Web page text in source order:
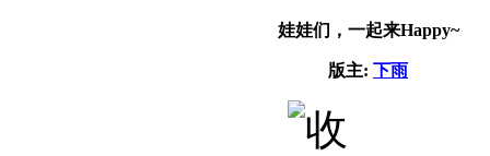
娃娃们，一起来Happy~
版主: 下雨